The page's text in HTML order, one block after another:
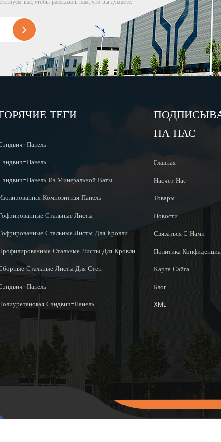
вас, чтобы рассказать нам, что вы думаете.
ТЕГИ
Панель
Панель
Панель Из Минеральной Ваты
Композитная Панель
Стальные Листы
Стальные Листы Для Кровли
Стальные Листы Для Кровли
Стальные Листы Для Стен
Панель
Сэндвич-Панель
НА НАС
Главная
Насчет Нас
Товары
Новости
Связаться С Нами
Политика
Карта Сайта
Блог
XML